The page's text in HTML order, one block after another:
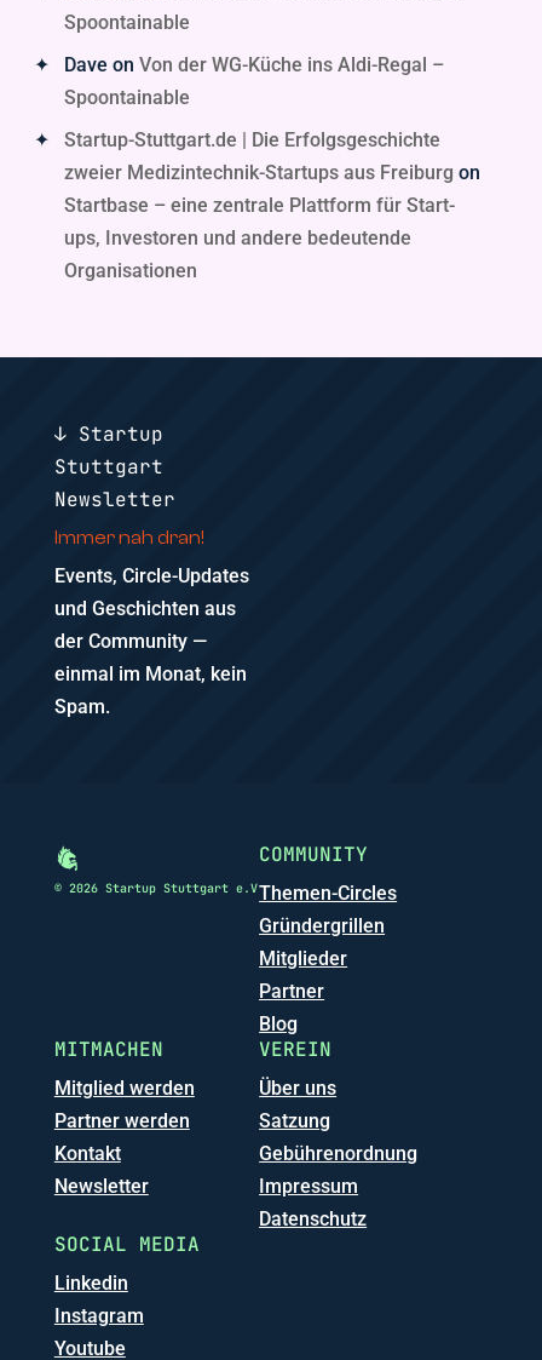
Spoontainable
Dave on Von der WG-Küche ins Aldi-Regal –
Spoontainable
Startup-Stuttgart.de | Die Erfolgsgeschichte
zweier Medizintechnik-Startups aus Freiburg on
Startbase – eine zentrale Plattform für Start-
ups, Investoren und andere bedeutende
Organisationen
↓ Startup
Stuttgart
Newsletter
Immer nah dran!
Events, Circle-Updates
und Geschichten aus
der Community —
einmal im Monat, kein
Spam.
© 2026 Startup Stuttgart e.V
COMMUNITY
Themen-Circles
Gründergrillen
Mitglieder
Partner
Blog
MITMACHEN
Mitglied werden
Partner werden
Kontakt
Newsletter
VEREIN
Über uns
Satzung
Gebührenordnung
Impressum
Datenschutz
SOCIAL MEDIA
Linkedin
Instagram
Youtube